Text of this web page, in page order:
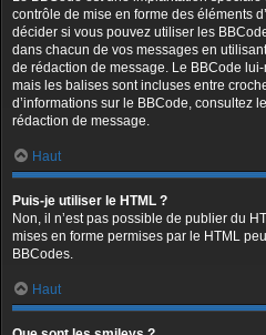
contrôle de mise en forme des éléments
décider si vous pouvez utiliser les
dans chacun de vos messages en
de rédaction de message. Le BBCode
mais les balises sont incluses entre
d’informations sur le BBCode, consultez
rédaction de message.
Haut
Puis-je utiliser le HTML ?
Non, il n’est pas possible de publier du
mises en forme permises par le HTML
BBCodes.
Haut